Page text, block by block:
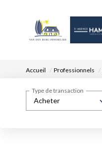
Accueil Professionnels
Acheter
Type de transaction